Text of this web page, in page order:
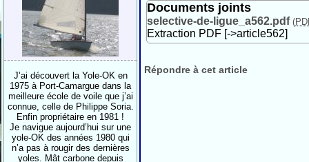
J’ai découvert la Yole-OK en
1975 à Port-Camargue dans la
meilleure école de voile que j’ai
connue, celle de Philippe Soria.
Enfin propriétaire en 1981 !
Je navigue aujourd’hui sur une
yole-OK des années 1980 qui
n’a pas à rougir des dernières
yoles. Mât carbone depuis
Documents joints
selective-de-ligue_a562.pdf (
Extraction PDF [->article562]
Répondre à cet article